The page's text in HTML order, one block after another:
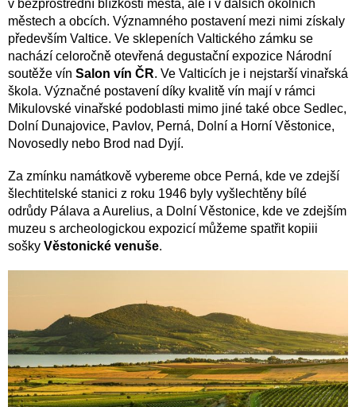
v bezprostřední blízkosti města, ale i v dalších okolních
městech a obcích. Významného postavení mezi nimi získaly
především Valtice. Ve sklepeních Valtického zámku se
nachází celoročně otevřená degustační expozice Národní
soutěže vín Salon vín ČR. Ve Valticích je i nejstarší vinařská
škola. Význačné postavení díky kvalitě vín mají v rámci
Mikulovské vinařské podoblasti mimo jiné také obce Sedlec,
Dolní Dunajovice, Pavlov, Perná, Dolní a Horní Věstonice,
Novosedly nebo Brod nad Dyjí.
Za zmínku namátkově vybereme obce Perná, kde ve zdejší
šlechtitelské stanici z roku 1946 byly vyšlechtěny bílé
odrůdy Pálava a Aurelius, a Dolní Věstonice, kde ve zdejším
muzeu s archeologickou expozicí můžeme spatřit kopiii
sošky Věstonické venuše.